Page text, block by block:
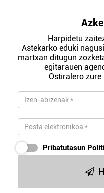
Harpidetu
Astekarko eduki
martxan ditugun
egitarauen
Ostiralero
Pribatutasun